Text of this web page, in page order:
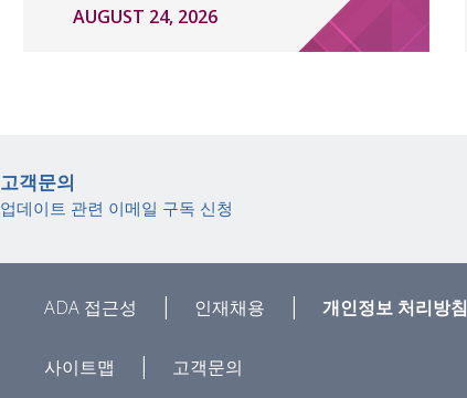
AUGUST 24, 2026
고객문의
업데이트 관련 이메일 구독 신청
ADA 접근성 | 인재채용 | 개인정보 처리방침
사이트맵 | 고객문의